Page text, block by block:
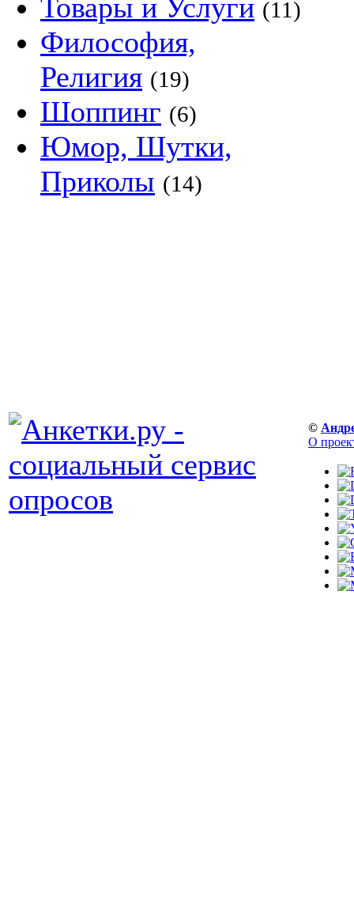
Товары и Услуги (11)
Философия,
Религия (19)
Шоппинг (6)
Юмор, Шутки,
Приколы (14)
©
О